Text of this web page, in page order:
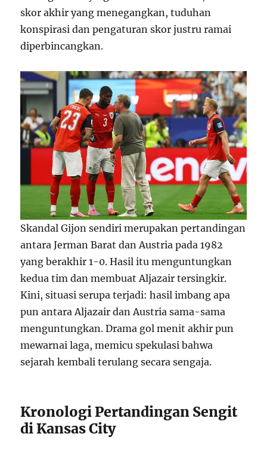
skor akhir yang menegangkan, tuduhan
konspirasi dan pengaturan skor justru ramai
diperbincangkan.
Skandal Gijon sendiri merupakan pertandingan
antara Jerman Barat dan Austria pada 1982
yang berakhir 1-0. Hasil itu menguntungkan
kedua tim dan membuat Aljazair tersingkir.
Kini, situasi serupa terjadi: hasil imbang apa
pun antara Aljazair dan Austria sama-sama
menguntungkan. Drama gol menit akhir pun
mewarnai laga, memicu spekulasi bahwa
sejarah kembali terulang secara sengaja.
Kronologi Pertandingan Sengit
di Kansas City